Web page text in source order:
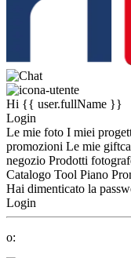
Hi {{ user.fullName }}
Login
Le mie foto I miei
promozioni Le mie
negozio Prodotti
Catalogo Tool Piano
Hai dimenticato la
Login
o: